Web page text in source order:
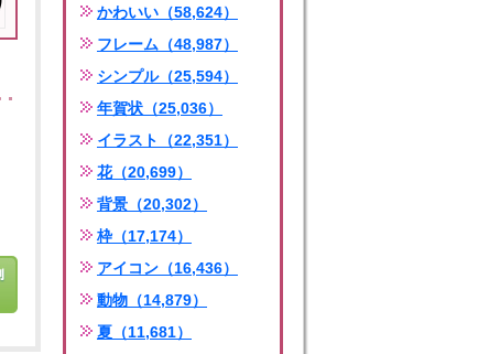
かわいい（58,624）
フレーム（48,987）
シンプル（25,594）
年賀状（25,036）
イラスト（22,351）
花（20,699）
背景（20,302）
枠（17,174）
アイコン（16,436）
動物（14,879）
夏（11,681）